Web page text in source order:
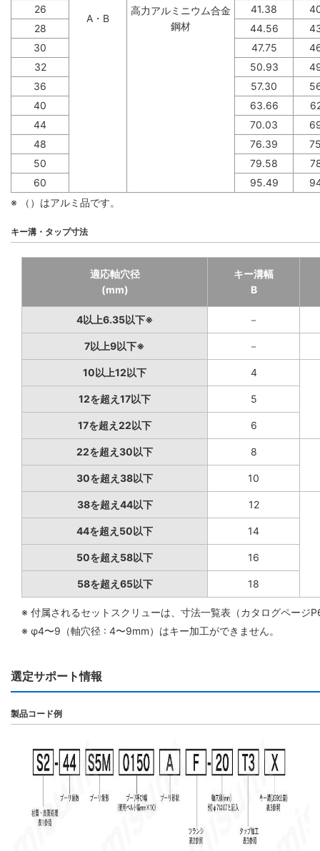
A・B
高力アルミニウム合金
鋼材
26
41.38
28
44.56
30
47.75
32
50.93
36
57.30
40
63.66
44
70.03
48
76.39
50
79.58
60
95.49
※ （）はアルミ品です。
キー溝・タップ寸法
適応軸穴径
(mm)
キー溝幅
B
4以上6.35以下※ －
7以上9以下※ －
10以上12以下 4
12を超え17以下 5
17を超え22以下 6
22を超え30以下 8
30を超え38以下 10
38を超え44以下 12
44を超え50以下 14
50を超え58以下 16
58を超え65以下 18
※ 付属されるセットスクリューは、寸法一覧表（カタログページ
※ φ4〜9（軸穴径 : 4〜9mm）はキー加工ができません。
選定サポート情報
製品コード例